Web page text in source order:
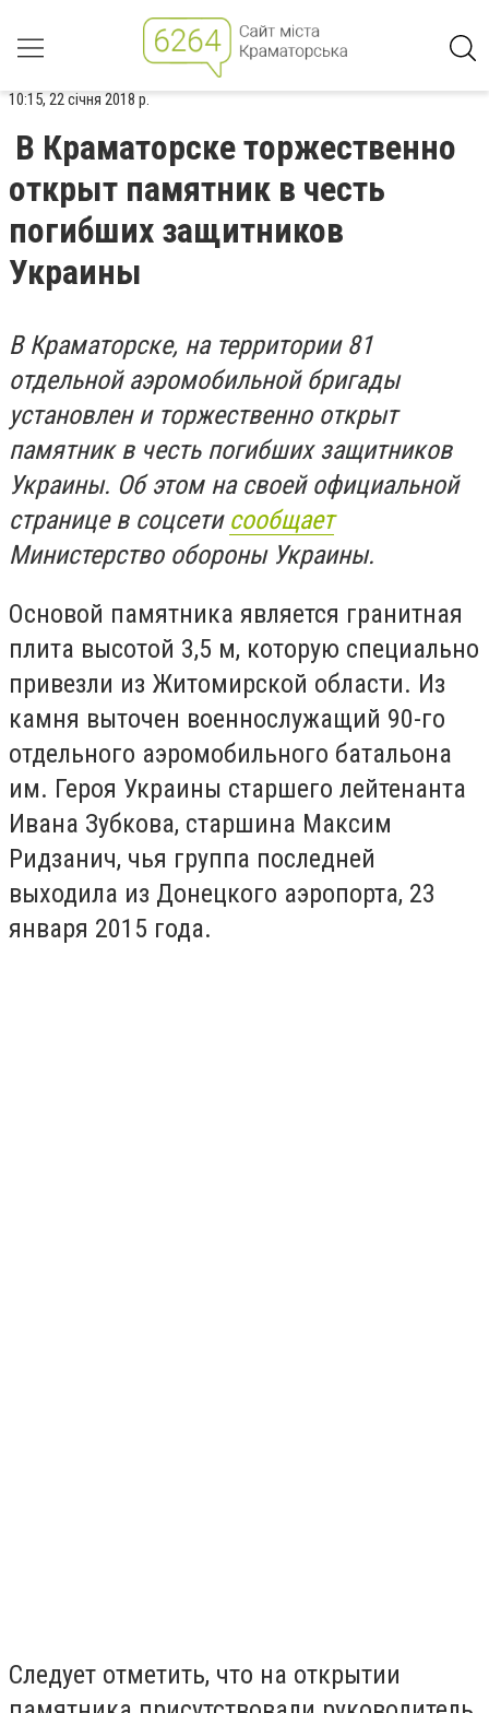
10:15, 22 січня 2018 р.
В Краматорске торжественно
открыт памятник в честь
погибших защитников
Украины
В Краматорске, на территории 81
отдельной аэромобильной бригады
установлен и торжественно открыт
памятник в честь погибших защитников
Украины. Об этом на своей официальной
странице в соцсети сообщает
Министерство обороны Украины.
Основой памятника является гранитная
плита высотой 3,5 м, которую специально
привезли из Житомирской области. Из
камня выточен военнослужащий 90-го
отдельного аэромобильного батальона
им. Героя Украины старшего лейтенанта
Ивана Зубкова, старшина Максим
Ридзанич, чья группа последней
выходила из Донецкого аэропорта, 23
января 2015 года.
Следует отметить, что на открытии